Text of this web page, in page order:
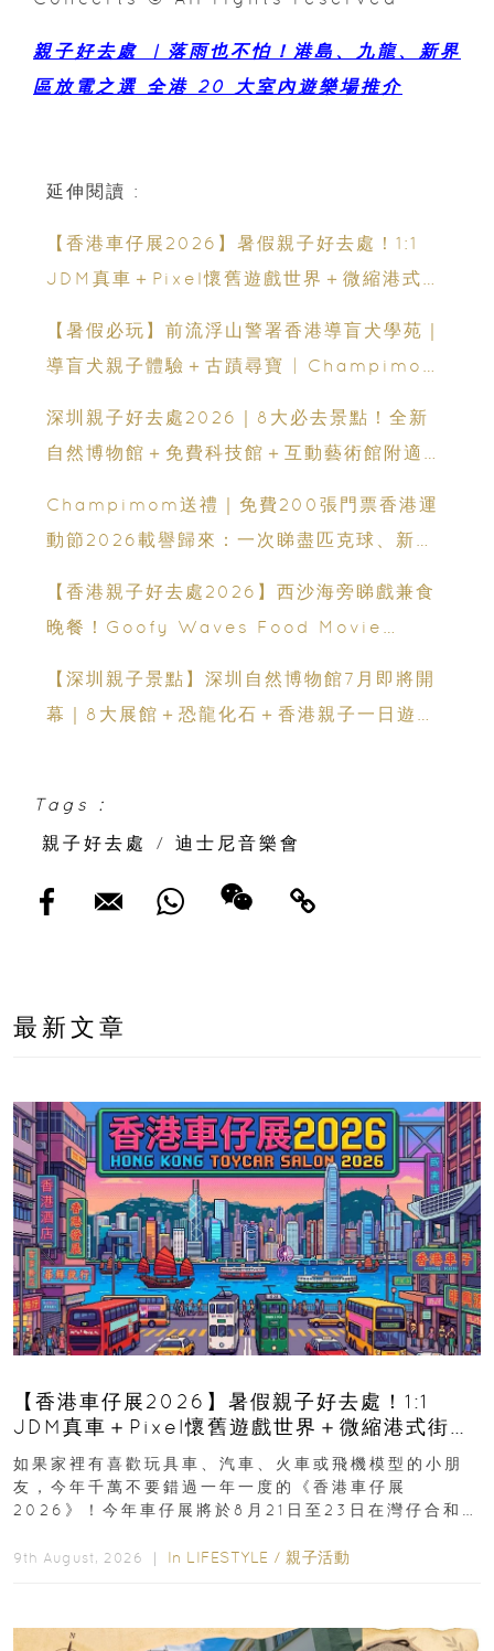
親子好去處 ︳落雨也不怕！港島、九龍、新界
區放電之選 全港 20 大室內遊樂場推介
延伸閱讀 :
【香港車仔展2026】暑假親子好去處！1:1
JDM真車＋Pixel懷舊遊戲世界＋微縮港式街
【暑假必玩】前流浮山警署香港導盲犬學苑｜
導盲犬親子體驗＋古蹟尋寶 | Champimom
深圳親子好去處2026｜8大必去景點！全新
自然博物館＋免費科技館＋互動藝術館附適合
Champimom送禮｜免費200張門票香港運
動節2026載譽歸來：一次睇盡匹克球、新興
【香港親子好去處2026】西沙海旁睇戲兼食
晚餐！Goofy Waves Food Movie
【深圳親子景點】深圳自然博物館7月即將開
幕｜8大展館＋恐龍化石＋香港親子一日遊推
Tags :
親子好去處
/ 迪士尼音樂會
最新文章
【香港車仔展2026】暑假親子好去處！1:1
JDM真車＋Pixel懷舊遊戲世界＋微縮港式街景
8月灣仔登場 車迷家庭必去！
如果家裡有喜歡玩具車、汽車、火車或飛機模型的小朋
友，今年千萬不要錯過一年一度的《香港車仔展
2026》！今年車仔展將於8月21日至23日在灣仔合和酒
9th August, 2026 ｜ In LIFESTYLE / 親子活動